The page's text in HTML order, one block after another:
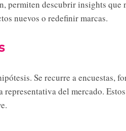
permiten descubrir insights que
nuevos o redefinir marcas.
Se recurre a encuestas,
representativa del mercado.